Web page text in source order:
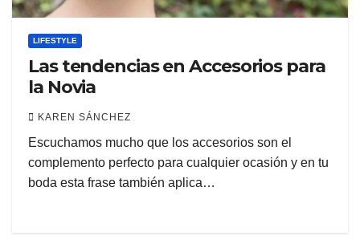
LIFESTYLE
Las tendencias en Accesorios para
la Novia
KAREN SÁNCHEZ
Escuchamos mucho que los accesorios son el
complemento perfecto para cualquier ocasión y en tu
boda esta frase también aplica…